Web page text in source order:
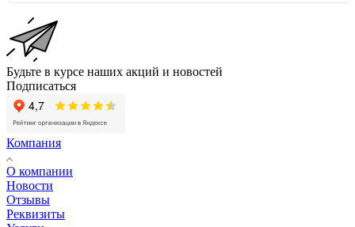
Будьте в курсе наших акций и новостей
Подписаться
Компания
О компании
Новости
Отзывы
Реквизиты